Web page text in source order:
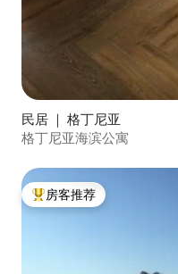
民居 ｜ 格丁尼亚
格丁尼亚海滨公寓
热门「房客推荐」
房客推荐